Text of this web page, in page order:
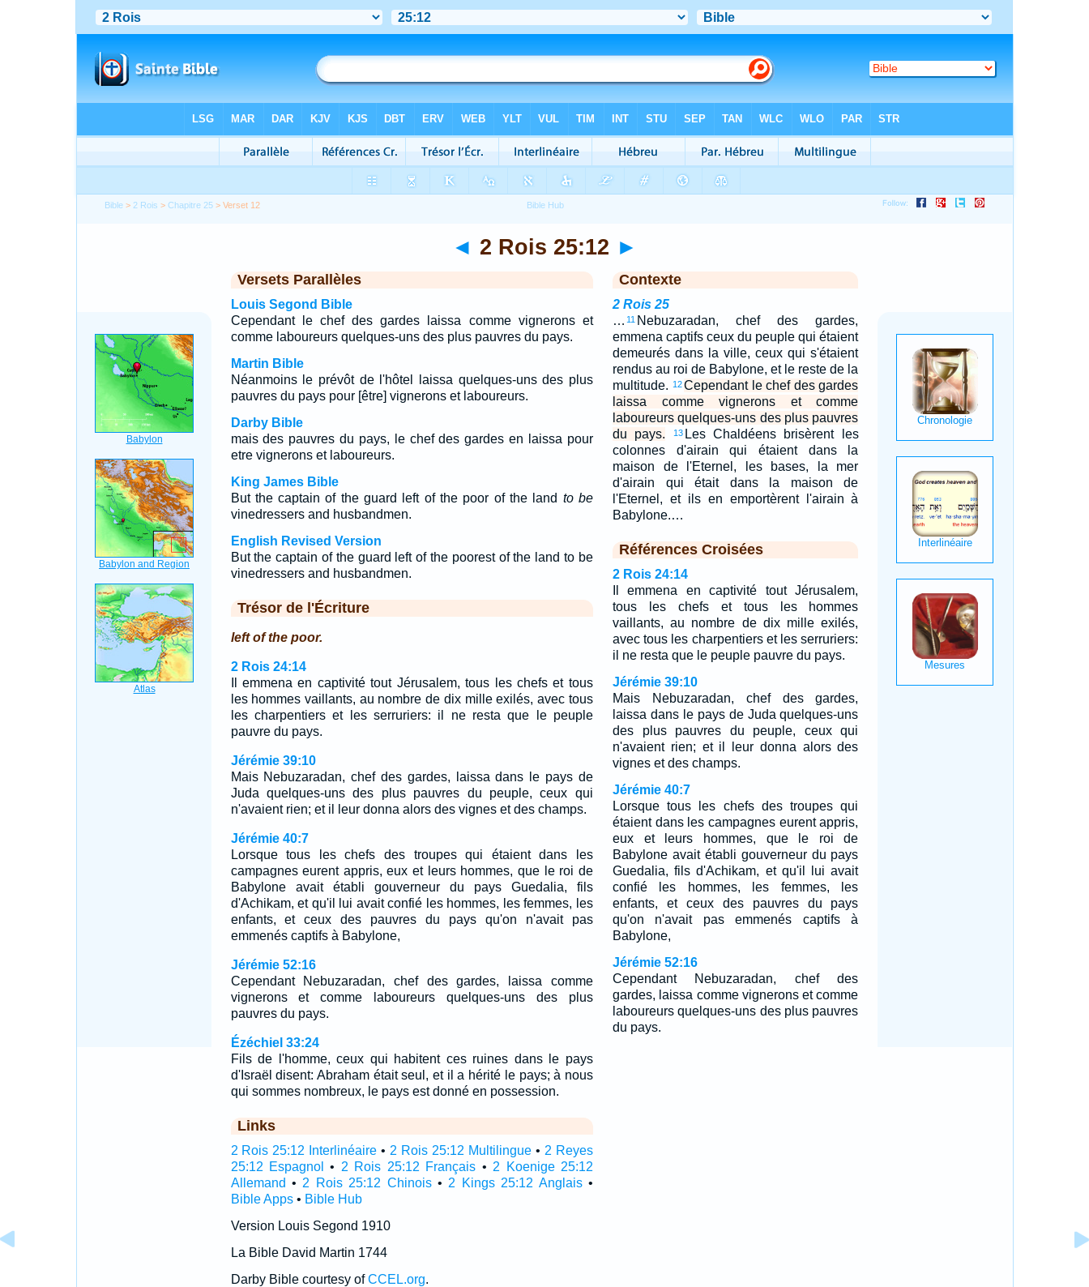
Bible > 2 Rois >Chapitre 25 > Verset 12
◄ 2 Rois 25:12 ►
Versets Parallèles
Louis Segond Bible
Cependant le chef des gardes laissa comme vignerons et
comme laboureurs quelques-uns des plus pauvres du pays.
Martin Bible
Néanmoins le prévôt de l'hôtel laissa quelques-uns des plus
pauvres du pays pour [être] vignerons et laboureurs.
Darby Bible
mais des pauvres du pays, le chef des gardes en laissa pour
etre vignerons et laboureurs.
King James Bible
But the captain of the guard left of the poor of the land to be
vinedressers and husbandmen.
English Revised Version
But the captain of the guard left of the poorest of the land to be
vinedressers and husbandmen.
Trésor de l'Écriture
left of the poor.
2 Rois 24:14
Il emmena en captivité tout Jérusalem, tous les chefs et tous
les hommes vaillants, au nombre de dix mille exilés, avec tous
les charpentiers et les serruriers: il ne resta que le peuple
pauvre du pays.
Jérémie 39:10
Mais Nebuzaradan, chef des gardes, laissa dans le pays de
Juda quelques-uns des plus pauvres du peuple, ceux qui
n'avaient rien; et il leur donna alors des vignes et des champs.
Jérémie 40:7
Lorsque tous les chefs des troupes qui étaient dans les
campagnes eurent appris, eux et leurs hommes, que le roi de
Babylone avait établi gouverneur du pays Guedalia, fils
d'Achikam, et qu'il lui avait confié les hommes, les femmes, les
enfants, et ceux des pauvres du pays qu'on n'avait pas
emmenés captifs à Babylone,
Jérémie 52:16
Cependant Nebuzaradan, chef des gardes, laissa comme
vignerons et comme laboureurs quelques-uns des plus
pauvres du pays.
Ézéchiel 33:24
Fils de l'homme, ceux qui habitent ces ruines dans le pays
d'Israël disent: Abraham était seul, et il a hérité le pays; à nous
qui sommes nombreux, le pays est donné en possession.
Links
2 Rois 25:12 Interlinéaire • 2 Rois 25:12 Multilingue • 2 Reyes
25:12 Espagnol
• 2 Rois 25:12 Français • 2 Koenige 25:12
Allemand • 2 Rois 25:12 Chinois• 2 Kings 25:12 Anglais•
Bible Apps• Bible Hub
Version Louis Segond 1910
La Bible David Martin 1744
Darby Bible courtesy ofCCEL.org.
Contexte
2 Rois 25
… 11 Nebuzaradan, chef des gardes,
emmena captifs ceux du peuple qui étaient
demeurés dans la ville, ceux qui s'étaient
rendus au roi de Babylone, et le reste de la
multitude. 12 Cependant le chef des gardes
laissa comme vignerons et comme
laboureurs quelques-uns des plus pauvres
du pays.
13 Les Chaldéens brisèrent les
colonnes d'airain qui étaient dans la
maison de l'Eternel, les bases, la mer
d'airain qui était dans la maison de
l'Eternel, et ils en emportèrent l'airain à
Babylone.…
Références Croisées
2 Rois 24:14
Il emmena en captivité tout Jérusalem,
tous les chefs et tous les hommes
vaillants, au nombre de dix mille exilés,
avec tous les charpentiers et les serruriers:
il ne resta que le peuple pauvre du pays.
Jérémie 39:10
Mais Nebuzaradan, chef des gardes,
laissa dans le pays de Juda quelques-uns
des plus pauvres du peuple, ceux qui
n'avaient rien; et il leur donna alors des
vignes et des champs.
Jérémie 40:7
Lorsque tous les chefs des troupes qui
étaient dans les campagnes eurent appris,
eux et leurs hommes, que le roi de
Babylone avait établi gouverneur du pays
Guedalia, fils d'Achikam, et qu'il lui avait
confié les hommes, les femmes, les
enfants, et ceux des pauvres du pays
qu'on n'avait pas emmenés captifs à
Babylone,
Jérémie 52:16
Cependant Nebuzaradan, chef des
gardes, laissa comme vignerons et comme
laboureurs quelques-uns des plus pauvres
du pays.